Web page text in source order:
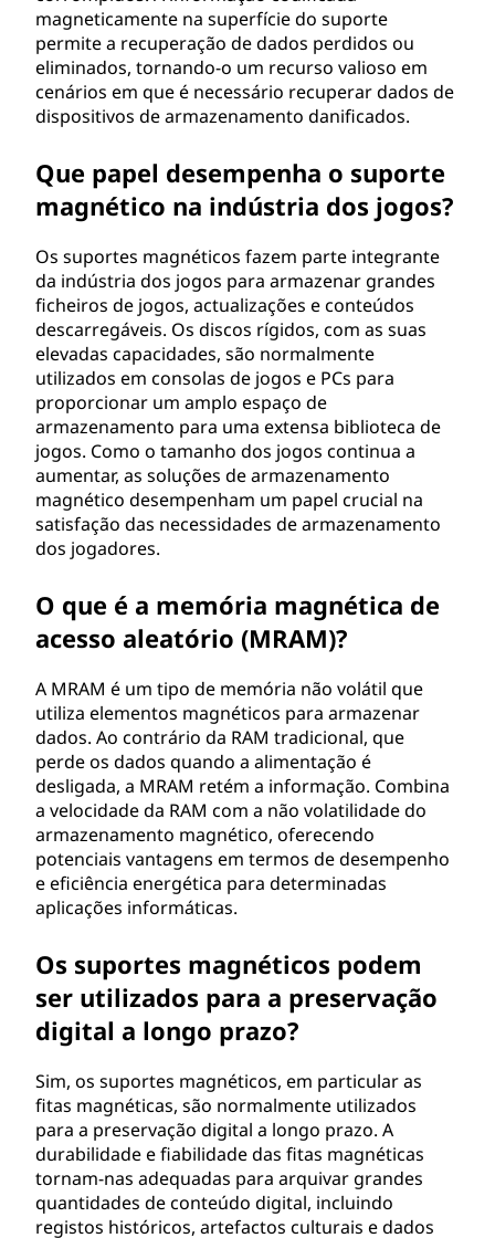
magneticamente na superfície do suporte
permite a recuperação de dados perdidos ou
eliminados, tornando-o um recurso valioso em
cenários em que é necessário recuperar dados de
dispositivos de armazenamento danificados.
Que papel desempenha o suporte
magnético na indústria dos jogos?
Os suportes magnéticos fazem parte integrante
da indústria dos jogos para armazenar grandes
ficheiros de jogos, actualizações e conteúdos
descarregáveis. Os discos rígidos, com as suas
elevadas capacidades, são normalmente
utilizados em consolas de jogos e PCs para
proporcionar um amplo espaço de
armazenamento para uma extensa biblioteca de
jogos. Como o tamanho dos jogos continua a
aumentar, as soluções de armazenamento
magnético desempenham um papel crucial na
satisfação das necessidades de armazenamento
dos jogadores.
O que é a memória magnética de
acesso aleatório (MRAM)?
A MRAM é um tipo de memória não volátil que
utiliza elementos magnéticos para armazenar
dados. Ao contrário da RAM tradicional, que
perde os dados quando a alimentação é
desligada, a MRAM retém a informação. Combina
a velocidade da RAM com a não volatilidade do
armazenamento magnético, oferecendo
potenciais vantagens em termos de desempenho
e eficiência energética para determinadas
aplicações informáticas.
Os suportes magnéticos podem
ser utilizados para a preservação
digital a longo prazo?
Sim, os suportes magnéticos, em particular as
fitas magnéticas, são normalmente utilizados
para a preservação digital a longo prazo. A
durabilidade e fiabilidade das fitas magnéticas
tornam-nas adequadas para arquivar grandes
quantidades de conteúdo digital, incluindo
registos históricos, artefactos culturais e dados